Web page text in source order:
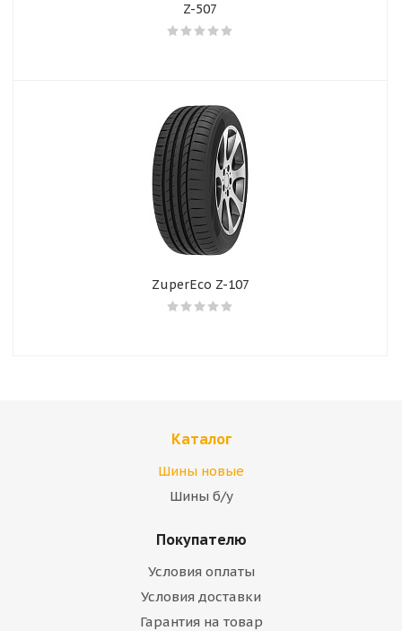
Z-507
ZuperEco Z-107
Каталог
Шины новые
Шины б/у
Покупателю
Условия оплаты
Условия доставки
Гарантия на товар